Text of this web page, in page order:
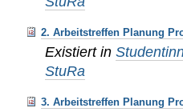
2. Arbeitstreffen Planung
Existiert in
StuRa
3. Arbeitstreffen Planung